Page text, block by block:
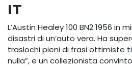
IT
L’Austin Healey 100 BN2 1956 in
disastri di un’auto vera. Ha
traslochi pieni di frasi ottimiste
nulla”, e un collezionista